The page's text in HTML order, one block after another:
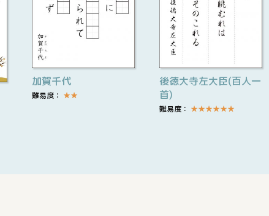
加賀千代
難易度： ★★
後徳大寺左大臣(百人一
首)
難易度： ★★★★★★